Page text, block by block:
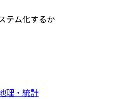
テム化するか
理・統計